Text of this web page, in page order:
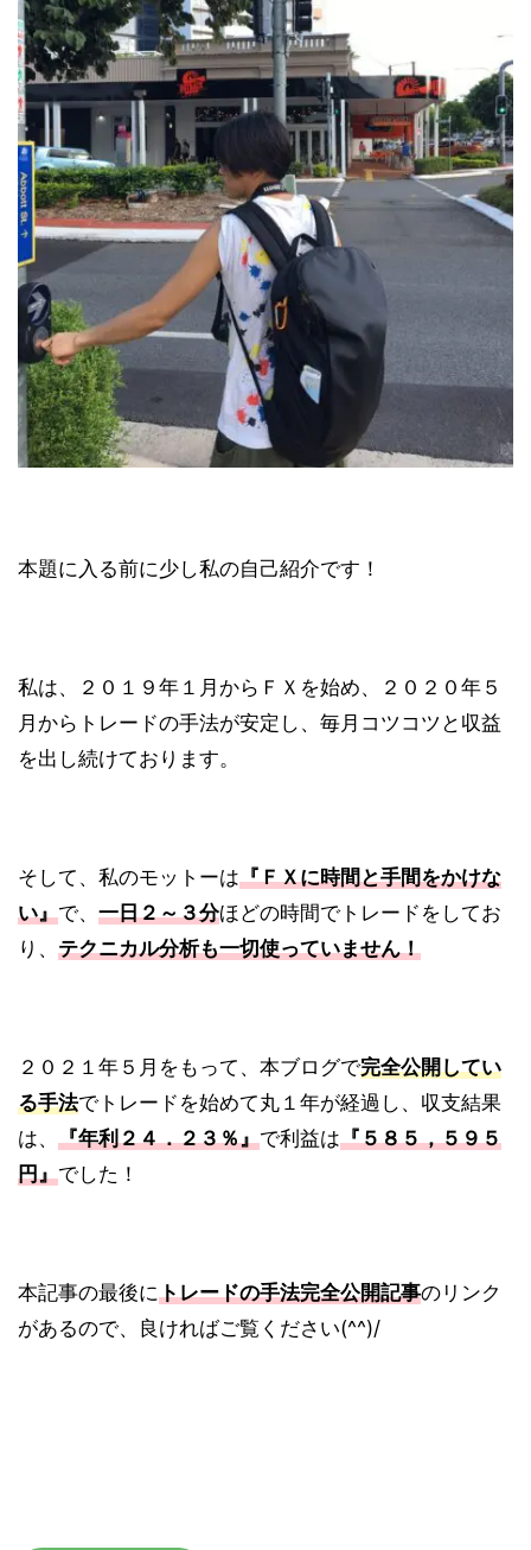
本題に入る前に少し私の自己紹介です！
私は、２０１９年１月からＦＸを始め、２０２０年５
月からトレードの手法が安定し、毎月コツコツと収益
を出し続けております。
そして、私のモットーは『ＦＸに時間と手間をかけな
い』で、 一日２～３分ほどの時間でトレードをしてお
り、 テクニカル分析も一切使っていません！
２０２１年５月をもって、本ブログで完全公開してい
る手法でトレードを始めて丸１年が経過し、収支結果
は、 『年利２４．２３％』で利益は『５８５，５９５
円』でした！
本記事の最後にトレードの手法完全公開記事のリンク
があるので、良ければご覧ください(^^)/